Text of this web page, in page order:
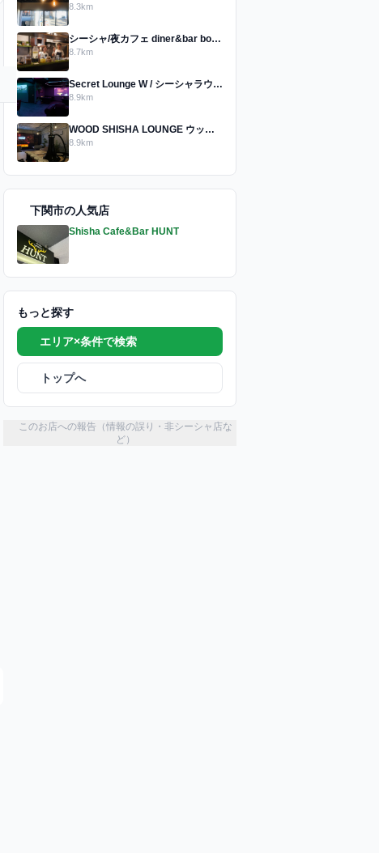
8.3km
シーシャ/夜カフェ diner&bar bomber 北九州小倉店
8.7km
Secret Lounge W / シーシャラウンジ
8.9km
WOOD SHISHA LOUNGE ウッドシーシャラウンジ
8.9km
下関市の人気店
Shisha Cafe&Bar HUNT
もっと探す
エリア×条件で検索
トップへ
このお店への報告（情報の誤り・非シーシャ店な
ど）